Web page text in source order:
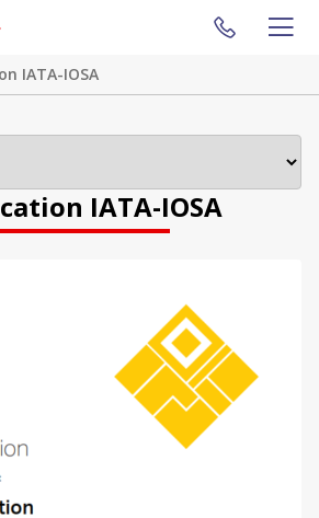
IATA-IOSA
IATA-IOSA